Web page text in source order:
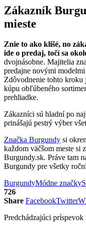
Zákazník
mieste
Znie to ako klišé, no
ide o predaj, točí sa
dvojnásobne. Majitelia
predajne novými
Zdôvodnenie tohto kroku
kúpu obľúbeného
prehliadke.
Zákazníci sú hladní po
prinášajú pestrý výber
Značka Burgundy si
každom väčšom meste si
Burgundy.sk. Práve tam
Burgundy pre všetky
BurgundyMódne značky
726
Share FacebookTwitter
Predchádzajúci príspevok